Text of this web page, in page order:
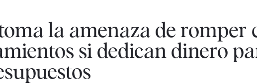
la amenaza de romper
si dedican dinero